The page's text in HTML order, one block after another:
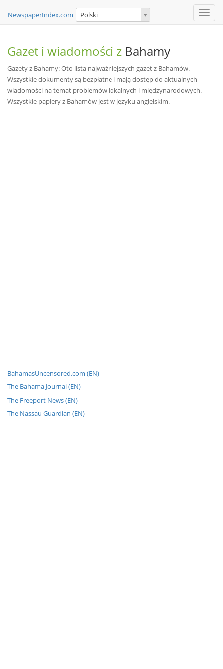
Toggle
NewspaperIndex.com Polski
Gazet i wiadomości z Bahamy
Gazety z Bahamy: Oto lista najważniejszych gazet z Bahamów.
Wszystkie dokumenty są bezpłatne i mają dostęp do aktualnych
wiadomości na temat problemów lokalnych i międzynarodowych.
Wszystkie papiery z Bahamów jest w języku angielskim.
BahamasUncensored.com (EN)
The Bahama Journal (EN)
The Freeport News (EN)
The Nassau Guardian (EN)